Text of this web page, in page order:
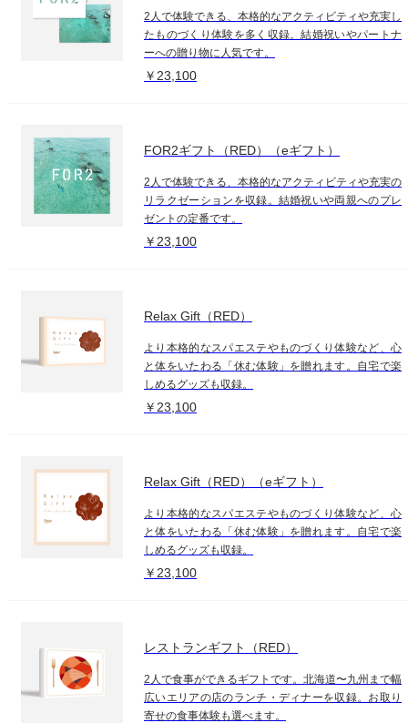
2人で体験できる、本格的なアクティビティや充実し
たものづくり体験を多く収録。結婚祝いやパートナ
ーへの贈り物に人気です。
￥23,100
FOR2ギフト（RED）（eギフト）
2人で体験できる、本格的なアクティビティや充実の
リラクゼーションを収録。結婚祝いや両親へのプレ
ゼントの定番です。
￥23,100
Relax Gift（RED）
より本格的なスパエステやものづくり体験など、心
と体をいたわる「休む体験」を贈れます。自宅で楽
しめるグッズも収録。
￥23,100
Relax Gift（RED）（eギフト）
より本格的なスパエステやものづくり体験など、心
と体をいたわる「休む体験」を贈れます。自宅で楽
しめるグッズも収録。
￥23,100
レストランギフト（RED）
2人で食事ができるギフトです。北海道〜九州まで幅
広いエリアの店のランチ・ディナーを収録。お取り
寄せの食事体験も選べます。